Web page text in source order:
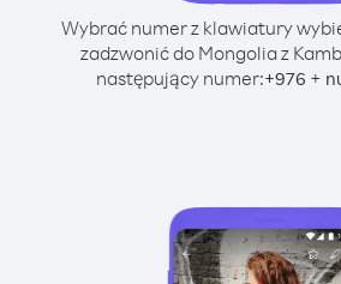
Wybrać numer z klawiatury
zadzwonić do Mongolia z
następujący numer:+976 +